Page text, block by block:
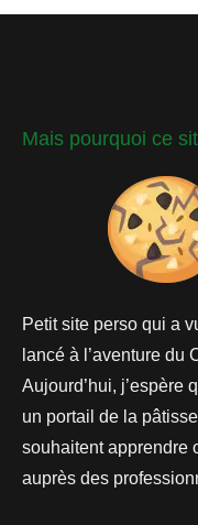
Mais pourquoi ce
Petit site perso qui a
lancé à l’aventure du
Aujourd’hui, j’espère
un portail de la
souhaitent apprendre
auprès des